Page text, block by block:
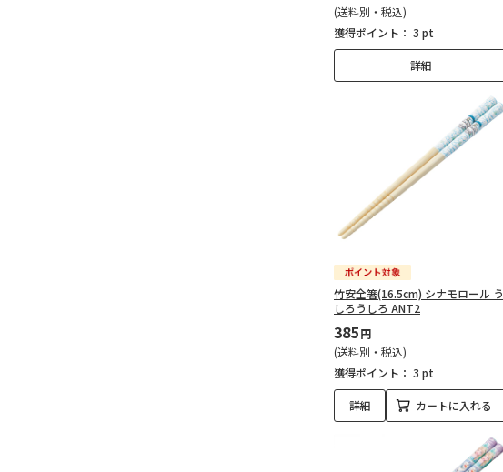
(送料別・税込)
獲得ポイント： 3 pt
詳細
竹安全箸(16.5cm) シナモロール う
しろうしろ ANT2
385円
(送料別・税込)
獲得ポイント： 3 pt
詳細 カートに入れる